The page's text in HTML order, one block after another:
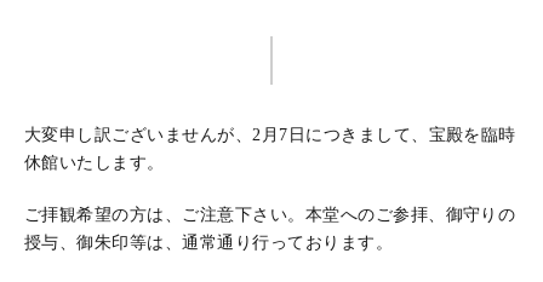
大変申し訳ございませんが、2月7日につきまして、宝殿を臨時
休館いたします。
ご拝観希望の方は、ご注意下さい。本堂へのご参拝、御守りの
授与、御朱印等は、通常通り行っております。